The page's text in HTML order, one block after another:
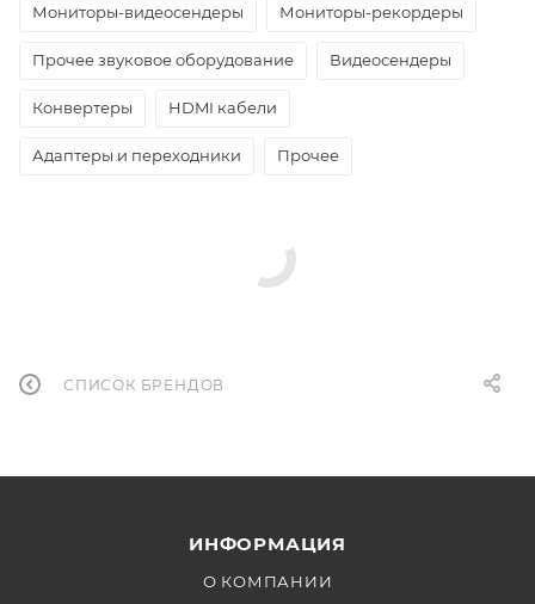
Мониторы-видеосендеры Мониторы-рекордеры
Прочее звуковое оборудование Видеосендеры
Конвертеры HDMI кабели
Адаптеры и переходники Прочее
СПИСОК БРЕНДОВ
ИНФОРМАЦИЯ
О КОМПАНИИ